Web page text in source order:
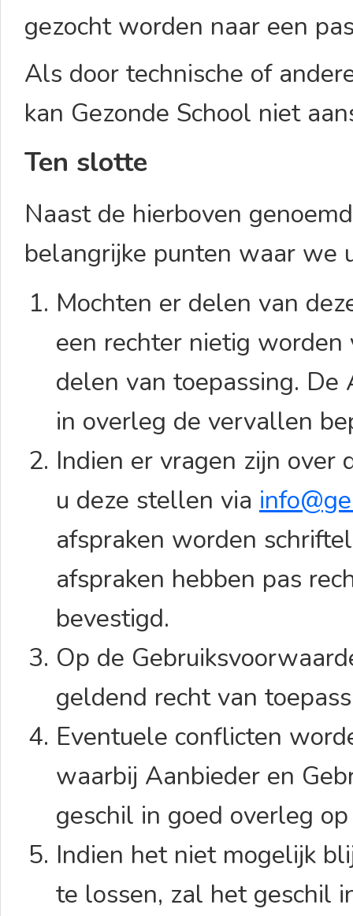
gezocht worden naar een
Als door technische of
kan Gezonde School niet
Ten slotte
Naast de hierboven
belangrijke punten waar we
Mochten er delen van
een rechter nietig
delen van toepassing. De
in overleg de vervallen
Indien er vragen zijn over
u deze stellen via
afspraken worden
afspraken hebben pas
bevestigd.
Op de
geldend recht van
Eventuele conflicten
waarbij Aanbieder en
geschil in goed overleg
Indien het niet mogelijk
te lossen, zal het geschil